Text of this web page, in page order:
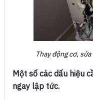
Thay động cơ,
Một số các dấu hiệu
ngay lập tức.